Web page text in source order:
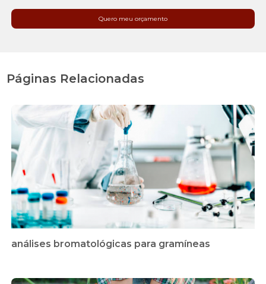
Quero meu orçamento
Páginas Relacionadas
análises bromatológicas para gramíneas